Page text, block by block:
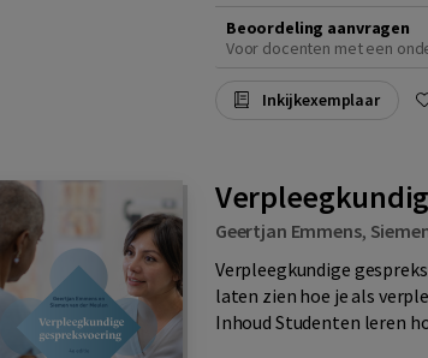
Beoordeling aanvragen
Voor docenten met een
Inkijkexemplaar
Geertjan Emmens,
Verpleegkundige
laten zien hoe je als
Inhoud Studenten leren